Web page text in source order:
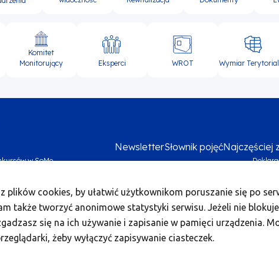
plików cookies, by ułatwić użytkownikom poruszanie się po
także tworzyć anonimowe statystyki serwisu. Jeżeli nie
się na ich używanie i zapisanie w pamięci urządzenia.
żeby wyłączyć zapisywanie ciasteczek.
Komitet
Monitorujący
Eksperci WROT Wymiar
NewsletterSłownik pojęćNajczęściej
w SoMe